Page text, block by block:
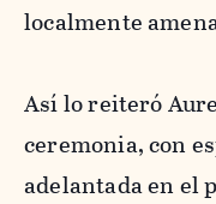
localmente
Así lo reiteró
ceremonia, con
adelantada en el